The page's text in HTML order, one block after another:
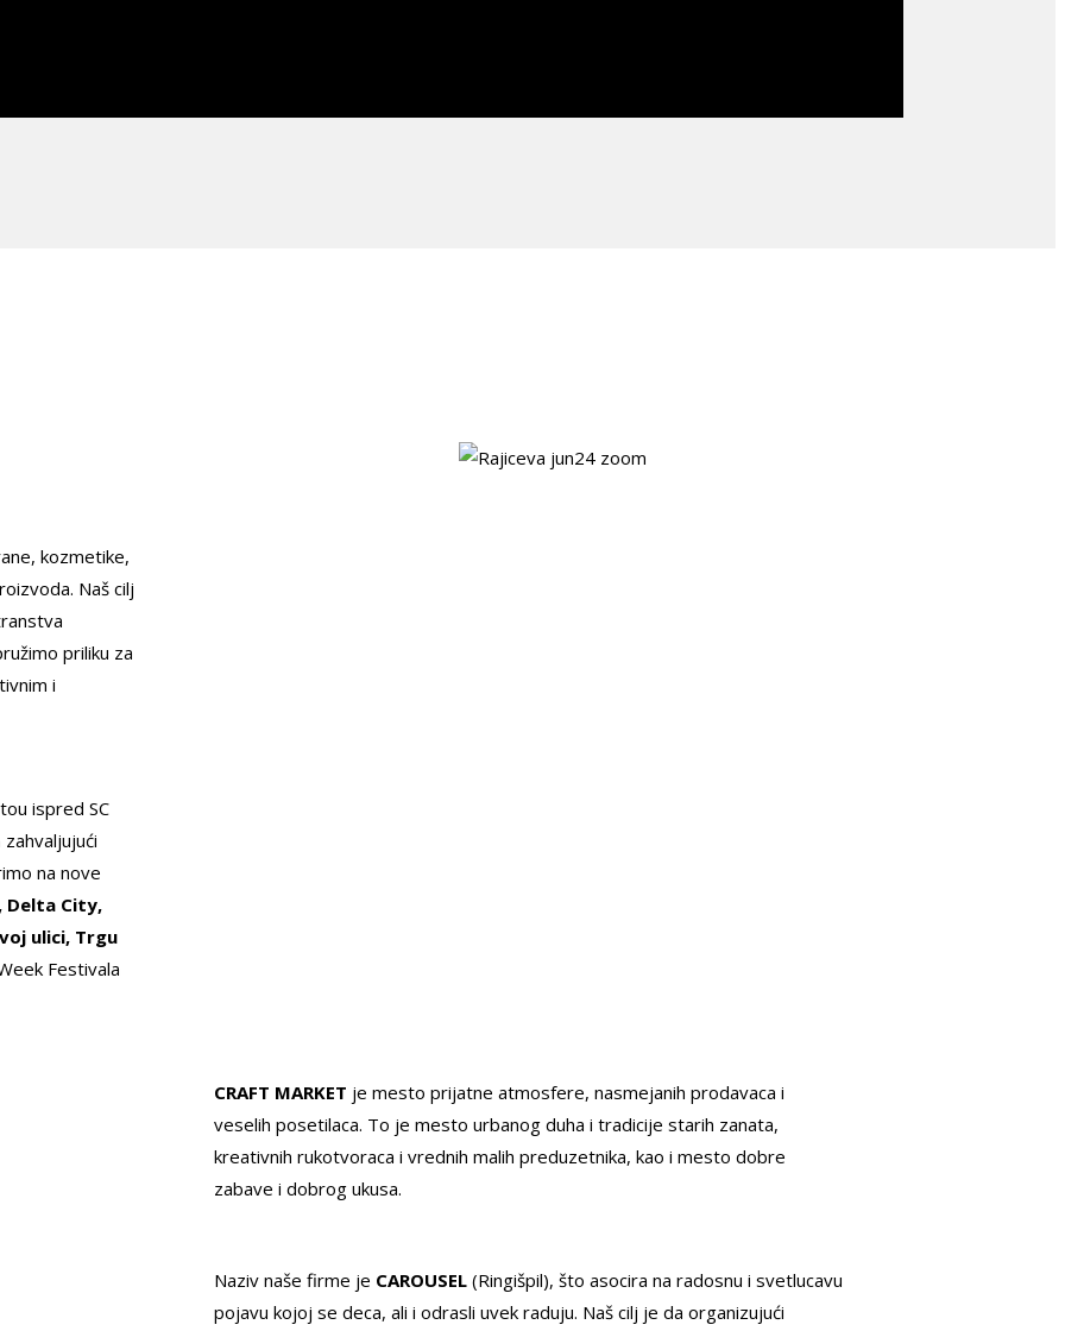
kozmetike,
Naš cilj
priliku za
i
ispred SC
na nove
Delta City,
ulici, Trgu
Festivala
CRAFT MARKET je mesto prijatne atmosfere, nasmejanih prodavaca i
veselih posetilaca. To je mesto urbanog duha i tradicije starih zanata,
kreativnih rukotvoraca i vrednih malih preduzetnika, kao i mesto dobre
zabave i dobrog ukusa.
Naziv naše firme je CAROUSEL (Ringišpil), što asocira na radosnu i svetlucavu
pojavu kojoj se deca, ali i odrasli uvek raduju. Naš cilj je da organizujući